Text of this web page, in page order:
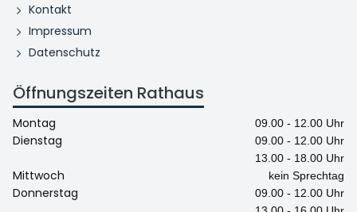
Kontakt
Impressum
Datenschutz
Öffnungszeiten Rathaus
Montag 09.00 - 12.00 Uhr
Dienstag
09.00 - 12.00 Uhr
13.00 - 18.00 Uhr
Mittwoch kein Sprechtag
Donnerstag
09.00 - 12.00 Uhr